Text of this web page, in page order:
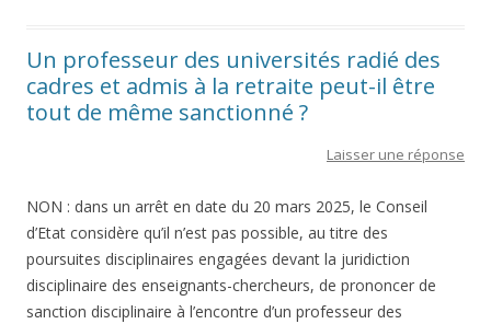
Un professeur des universités radié des
cadres et admis à la retraite peut-il être
tout de même sanctionné ?
Laisser une réponse
NON : dans un arrêt en date du 20 mars 2025, le Conseil
d’Etat considère qu’il n’est pas possible, au titre des
poursuites disciplinaires engagées devant la juridiction
disciplinaire des enseignants-chercheurs, de prononcer de
sanction disciplinaire à l’encontre d’un professeur des